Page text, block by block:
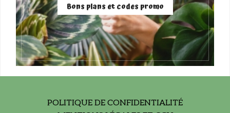
Bons plans et codes promo
POLITIQUE DE CONFIDENTIALITÉ